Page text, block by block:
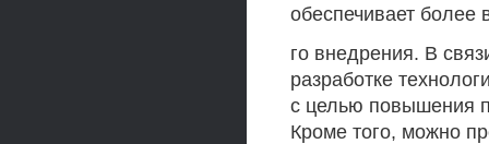
обеспечивает более
го внедрения. В
разработке
с целью повышения
Кроме того, можно